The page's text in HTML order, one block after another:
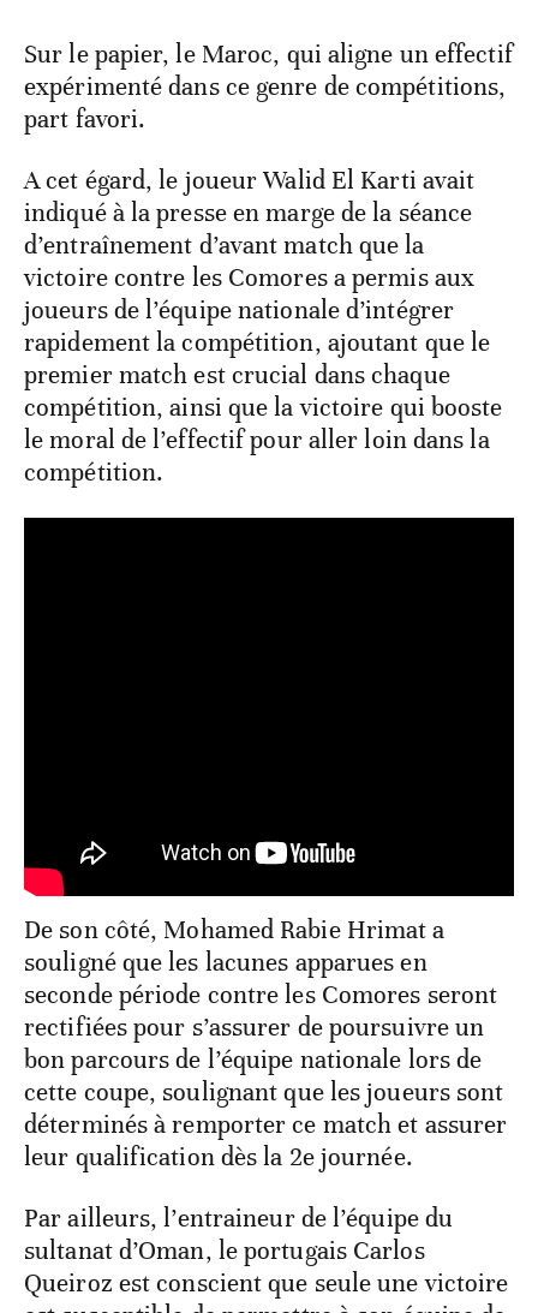
Sur le papier, le Maroc, qui aligne un effectif
expérimenté dans ce genre de compétitions,
part favori.
A cet égard, le joueur Walid El Karti avait
indiqué à la presse en marge de la séance
d’entraînement d’avant match que la
victoire contre les Comores a permis aux
joueurs de l’équipe nationale d’intégrer
rapidement la compétition, ajoutant que le
premier match est crucial dans chaque
compétition, ainsi que la victoire qui booste
le moral de l’effectif pour aller loin dans la
compétition.
De son côté, Mohamed Rabie Hrimat a
souligné que les lacunes apparues en
seconde période contre les Comores seront
rectifiées pour s’assurer de poursuivre un
bon parcours de l’équipe nationale lors de
cette coupe, soulignant que les joueurs sont
déterminés à remporter ce match et assurer
leur qualification dès la 2e journée.
Par ailleurs, l’entraineur de l’équipe du
sultanat d’Oman, le portugais Carlos
Queiroz est conscient que seule une victoire